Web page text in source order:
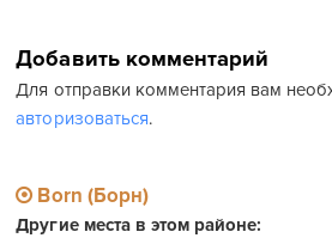
Добавить комментарий
Для отправки комментария вам
авторизоваться.
Born (Борн)
Другие места в этом районе: